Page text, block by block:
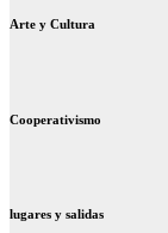
Arte y Cultura
Cooperativismo
lugares y salidas